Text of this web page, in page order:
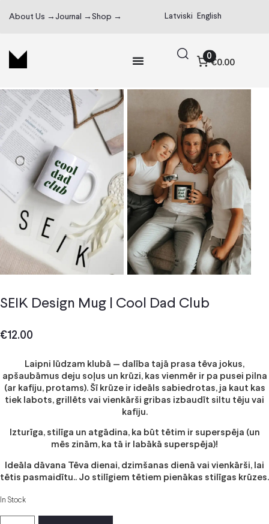
About Us → Journal → Shop → Latviski English
0
€0.00
SEIK Design Mug | Cool Dad Club
€12.00
Laipni lūdzam klubā — dalība tajā prasa tēva jokus,
apšaubāmus deju soļus un krūzi, kas vienmēr ir pa pusei pilna
(ar kafiju, protams). Šī krūze ir ideāls sabiedrotas, ja kaut kas
tiek labots, grillēts vai vienkārši gribas izbaudīt siltu tēju vai
kafiju.
Izturīga, stilīga un atgādina, ka būt tētim ir superspēja (un
mēs zinām, ka tā ir labākā superspēja)!
Ideāla dāvana Tēva dienai, dzimšanas dienā vai vienkārši, lai
tētis pasmaidītu.. Jo stilīgiem tētiem pienākas stilīgas krūzes.
In Stock